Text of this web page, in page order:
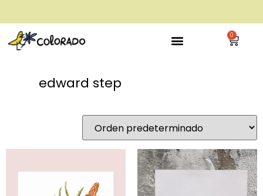
envío gratis a partir de 28€ 0
edward step